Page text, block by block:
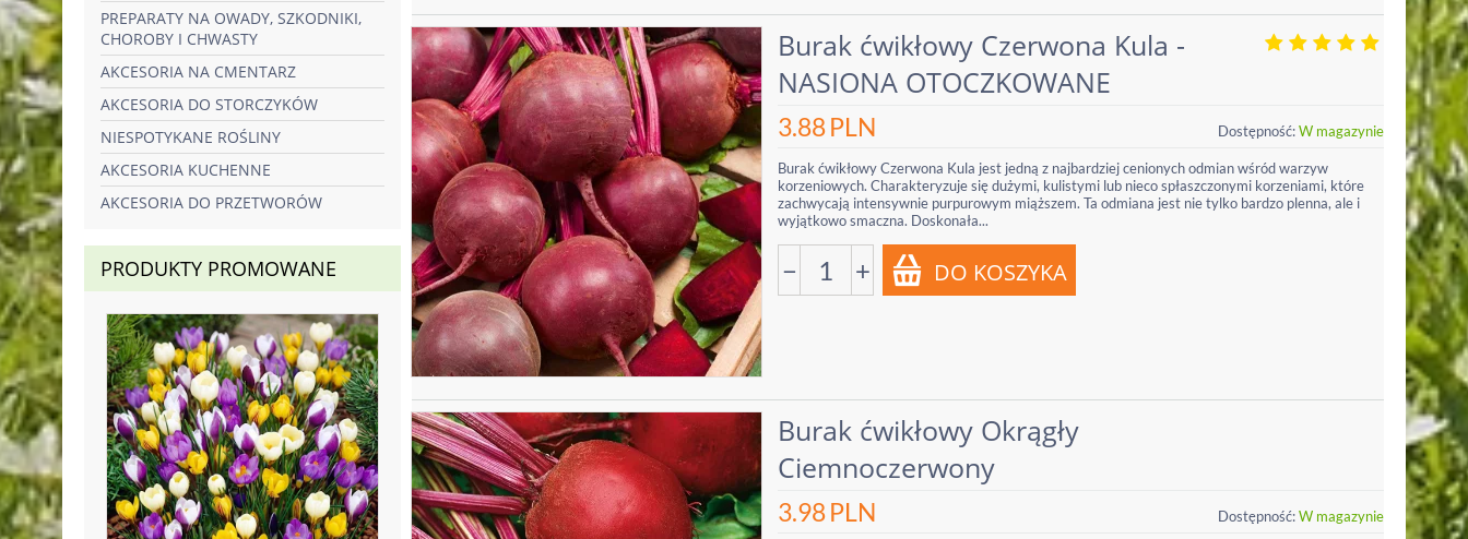
PREPARATY NA OWADY, SZKODNIKI,
CHOROBY I CHWASTY
AKCESORIA NA CMENTARZ
AKCESORIA DO STORCZYKÓW
NIESPOTYKANE ROŚLINY
AKCESORIA KUCHENNE
AKCESORIA DO PRZETWORÓW
PRODUKTY PROMOWANE
Burak ćwikłowy Czerwona Kula -
NASIONA OTOCZKOWANE
3.88PLN Dostępność:W magazynie
Burak ćwikłowy Czerwona Kula jest jedną z najbardziej cenionych odmian wśród warzyw
korzeniowych. Charakteryzuje się dużymi, kulistymi lub nieco spłaszczonymi korzeniami, które
zachwycają intensywnie purpurowym miąższem. Ta odmiana jest nie tylko bardzo plenna, ale i
wyjątkowo smaczna. Doskonała...
− +
Burak ćwikłowy Okrągły
Ciemnoczerwony
3.98PLN Dostępność:W magazynie